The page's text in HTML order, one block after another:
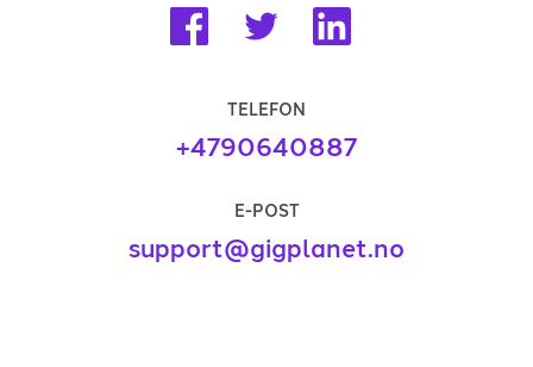
TELEFON
+4790640887
E-POST
support@gigplanet.no